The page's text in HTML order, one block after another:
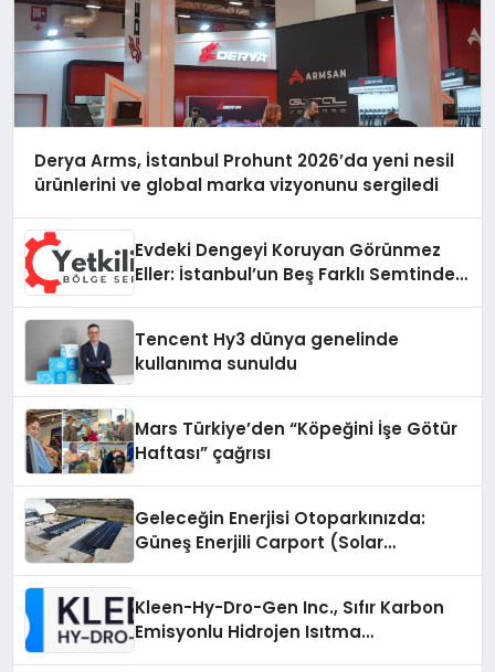
Derya Arms, İstanbul Prohunt 2026’da yeni nesil
ürünlerini ve global marka vizyonunu sergiledi
Evdeki Dengeyi Koruyan Görünmez
Eller: İstanbul’un Beş Farklı Semtinde
Tencent Hy3 dünya genelinde
kullanıma sunuldu
Mars Türkiye’den “Köpeğini İşe Götür
Haftası” çağrısı
Geleceğin Enerjisi Otoparkınızda:
Güneş Enerjili Carport (Solar
Kleen-Hy-Dro-Gen Inc., Sıfır Karbon
Emisyonlu Hidrojen Isıtma